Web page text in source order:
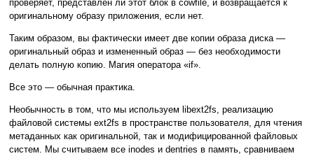
проверяет, представлен ли этот блок в cowfile, и возвращается к
оригинальному образу приложения, если нет.
Таким образом, вы фактически имеет две копии образа диска —
оригинальный образ и измененный образ — без необходимости
делать полную копию. Магия оператора «if».
Все это — обычная практика.
Необычность в том, что мы используем libext2fs, реализацию
файловой системы ext2fs в пространстве пользователя, для чтения
метаданных как оригинальной, так и модифицированной файловых
систем. Мы считываем все inodes и dentries в память, сравниваем